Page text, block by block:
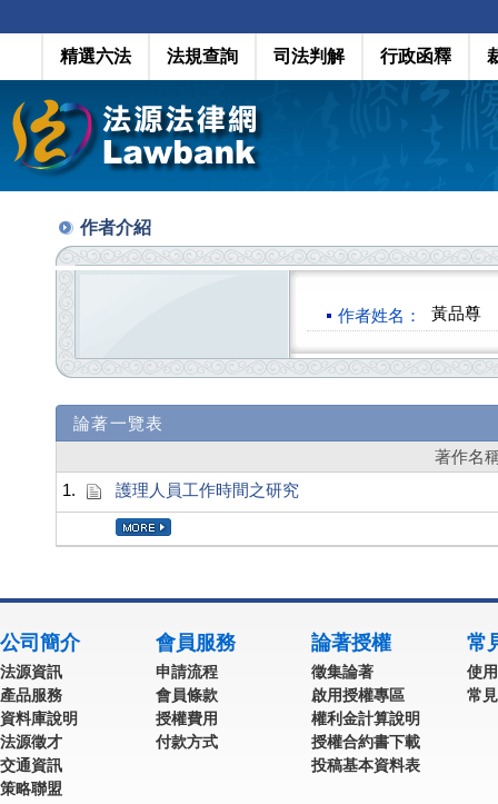
精選六法 法規查詢 司法判解 行政函釋
作者介紹
作者姓名： 黃品尊
論著一覽表
著作名
1.
護理人員工作時間之研究
公司簡介
法源資訊
產品服務
資料庫說明
法源徵才
交通資訊
策略聯盟
會員服務
申請流程
會員條款
授權費用
付款方式
論著授權
徵集論著
啟用授權專區
權利金計算說明
授權合約書下載
投稿基本資料表
常
使
常